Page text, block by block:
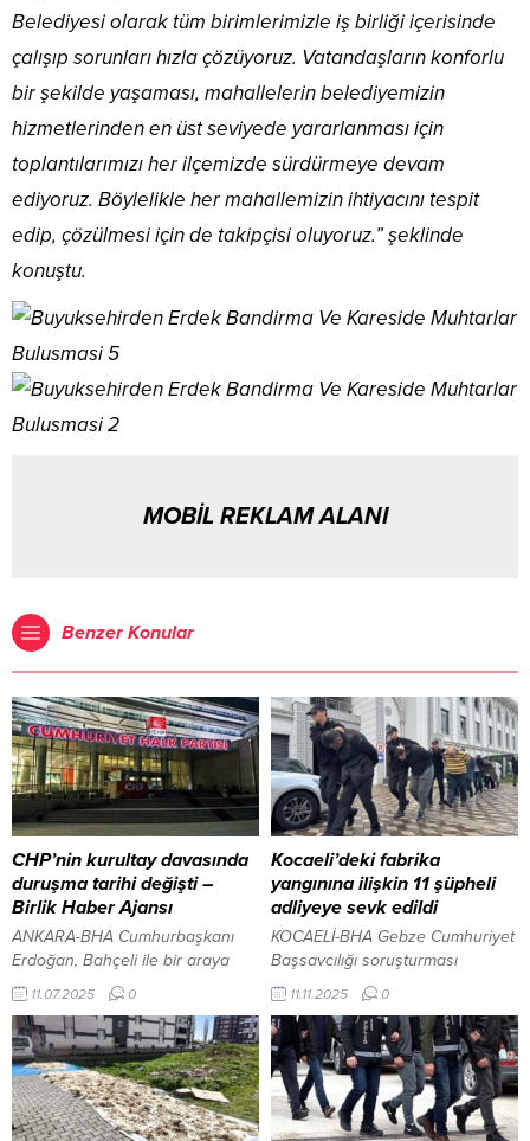
Belediyesi olarak tüm birimlerimizle iş birliği içerisinde
çalışıp sorunları hızla çözüyoruz. Vatandaşların konforlu
bir şekilde yaşaması, mahallelerin belediyemizin
hizmetlerinden en üst seviyede yararlanması için
toplantılarımızı her ilçemizde sürdürmeye devam
ediyoruz. Böylelikle her mahallemizin ihtiyacını tespit
edip, çözülmesi için de takipçisi oluyoruz.” şeklinde
konuştu.
MOBİL REKLAM ALANI
Benzer Konular
CHP’nin kurultay davasında
duruşma tarihi değişti –
Birlik Haber Ajansı
ANKARA-BHA Cumhurbaşkanı
Erdoğan, Bahçeli ile bir araya
geldi Cumhuriyet Halk Partisi’nin
(CHP) 4-5 Kasım 2023
tarihlerinde gerçekleştirdiği 38.
Olağan Kurultayı’nın iptali
istemiyle açılan davada yeni
duruşma tarihi belli oldu. Ankara
42. Asliye Hukuk Mahkemesi’nde
11.07.2025 0
Kocaeli’deki fabrika
yangınına ilişkin 11 şüpheli
adliyeye sevk edildi
KOCAELİ-BHA Gebze Cumhuriyet
Başsavcılığı soruşturması
kapsamında iş yeri sahibi K.O.,
oğlu İ.O., yeğeni A.A.O. ile
vardiya amirleri ve diğer
şüpheliler İl Emniyet
Müdürlüğündeki işlemlerinin
ardından sağlık kontrolünden
geçirilerek Gebze Adliyesi’ne
11.11.2025 0